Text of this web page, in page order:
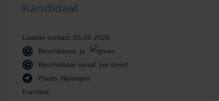
Kandidaat
Laatste contact: 05-08-2026
Beschikbaar: ja
Beschikbaar vanaf: per direct
Plaats: Nijmegen
Functies: